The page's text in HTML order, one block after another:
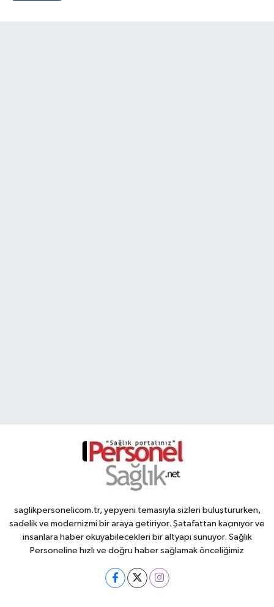
saglikpersonelicom.tr, yepyeni temasıyla sizleri buluştururken,
sadelik ve modernizmi bir araya getiriyor. Şatafattan kaçınıyor ve
insanlara haber okuyabilecekleri bir altyapı sunuyor. Sağlık
Personeline hızlı ve doğru haber sağlamak önceliğimiz